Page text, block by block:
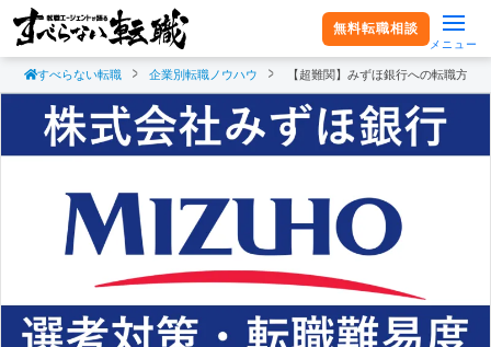
無料転職相談
メニュー
すべらない転職 企業別転職ノウハウ 【超難関】みずほ銀行への転職方法